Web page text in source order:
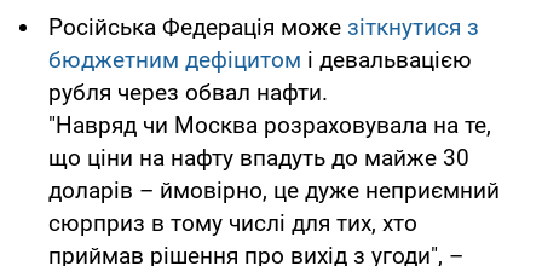
Російська Федерація може зіткнутися з
бюджетним дефіцитом і девальвацією
рубля через обвал нафти.
"Навряд чи Москва розраховувала на те,
що ціни на нафту впадуть до майже 30
доларів – ймовірно, це дуже неприємний
сюрприз в тому числі для тих, хто
приймав рішення про вихід з угоди", –